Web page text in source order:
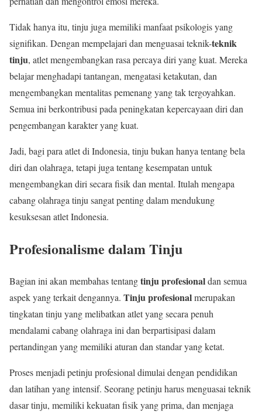
Tidak hanya itu, tinju juga memiliki manfaat psikologis yang
signifikan. Dengan mempelajari dan menguasai teknik-teknik
tinju, atlet mengembangkan rasa percaya diri yang kuat. Mereka
belajar menghadapi tantangan, mengatasi ketakutan, dan
mengembangkan mentalitas pemenang yang tak tergoyahkan.
Semua ini berkontribusi pada peningkatan kepercayaan diri dan
pengembangan karakter yang kuat.
Jadi, bagi para atlet di Indonesia, tinju bukan hanya tentang bela
diri dan olahraga, tetapi juga tentang kesempatan untuk
mengembangkan diri secara fisik dan mental. Itulah mengapa
cabang olahraga tinju sangat penting dalam mendukung
kesuksesan atlet Indonesia.
Profesionalisme dalam Tinju
Bagian ini akan membahas tentangtinju profesionaldan semua
aspek yang terkait dengannya. Tinju profesionalmerupakan
tingkatan tinju yang melibatkan atlet yang secara penuh
mendalami cabang olahraga ini dan berpartisipasi dalam
pertandingan yang memiliki aturan dan standar yang ketat.
Proses menjadi petinju profesional dimulai dengan pendidikan
dan latihan yang intensif. Seorang petinju harus menguasai teknik
dasar tinju, memiliki kekuatan fisik yang prima, dan menjaga